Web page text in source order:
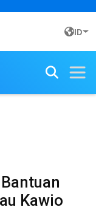
ID
Kawio